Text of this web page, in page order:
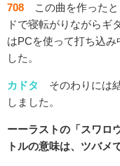
708 この曲を作ったと
ドで寝転がりながらギ
はPCを使って打ち込
した。
カドタ
そのわりには
しました。
ーーラストの「スワロ
トルの意味は、ツバメ